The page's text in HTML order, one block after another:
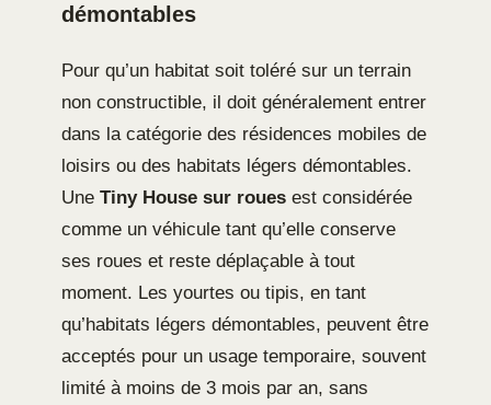
démontables
Pour qu’un habitat soit toléré sur un terrain
non constructible, il doit généralement entrer
dans la catégorie des résidences mobiles de
loisirs ou des habitats légers démontables.
Une Tiny House sur roues est considérée
comme un véhicule tant qu’elle conserve
ses roues et reste déplaçable à tout
moment. Les yourtes ou tipis, en tant
qu’habitats légers démontables, peuvent être
acceptés pour un usage temporaire, souvent
limité à moins de 3 mois par an, sans